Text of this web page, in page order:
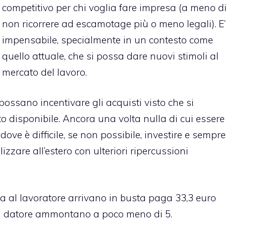
competitivo per chi voglia fare impresa (a meno di
non ricorrere ad escamotage più o meno legali). E’
impensabile, specialmente in un contesto come
quello attuale, che si possa dare nuovi stimoli al
mercato del lavoro.
incentivare gli acquisti visto che si
disponibile. Ancora una volta nulla di cui essere
è difficile, se non possibile, investire e sempre
all’estero con ulteriori ripercussioni
al lavoratore arrivano in busta paga 33,3 euro
ammontano a poco meno di 5.